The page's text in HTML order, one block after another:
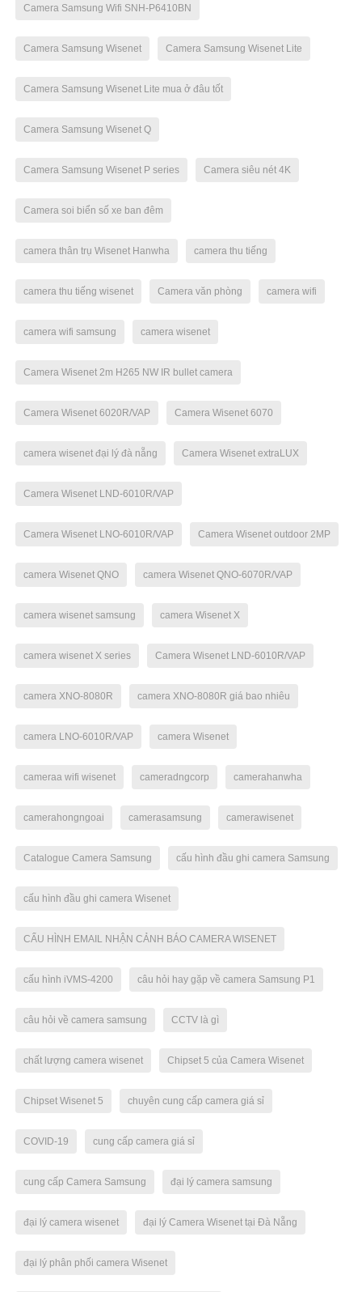
Camera Samsung Wifi SNH-P6410BN
Camera Samsung Wisenet Camera Samsung Wisenet Lite
Camera Samsung Wisenet Lite mua ở đâu tốt
Camera Samsung Wisenet Q
Camera Samsung Wisenet P series Camera siêu nét 4K
Camera soi biển số xe ban đêm
camera thân trụ Wisenet Hanwha camera thu tiếng
camera thu tiếng wisenet Camera văn phòng camera wifi
camera wifi samsung camera wisenet
Camera Wisenet 2m H265 NW IR bullet camera
Camera Wisenet 6020R/VAP Camera Wisenet 6070
camera wisenet đại lý đà nẵng Camera Wisenet extraLUX
Camera Wisenet LND-6010R/VAP
Camera Wisenet LNO-6010R/VAP Camera Wisenet outdoor 2MP
camera Wisenet QNO camera Wisenet QNO-6070R/VAP
camera wisenet samsung camera Wisenet X
camera wisenet X series Camera Wisenet LND-6010R/VAP
camera XNO-8080R camera XNO-8080R giá bao nhiêu
camera LNO-6010R/VAP camera Wisenet
cameraa wifi wisenet cameradngcorp camerahanwha
camerahongngoai camerasamsung camerawisenet
Catalogue Camera Samsung cấu hình đầu ghi camera Samsung
cấu hình đầu ghi camera Wisenet
CẤU HÌNH EMAIL NHẬN CẢNH BÁO CAMERA WISENET
cấu hình iVMS-4200 câu hỏi hay gặp về camera Samsung P1
câu hỏi về camera samsung CCTV là gì
chất lượng camera wisenet Chipset 5 của Camera Wisenet
Chipset Wisenet 5 chuyên cung cấp camera giá sỉ
COVID-19 cung cấp camera giá sỉ
cung cấp Camera Samsung đại lý camera samsung
đại lý camera wisenet đại lý Camera Wisenet tại Đà Nẵng
đại lý phân phối camera Wisenet